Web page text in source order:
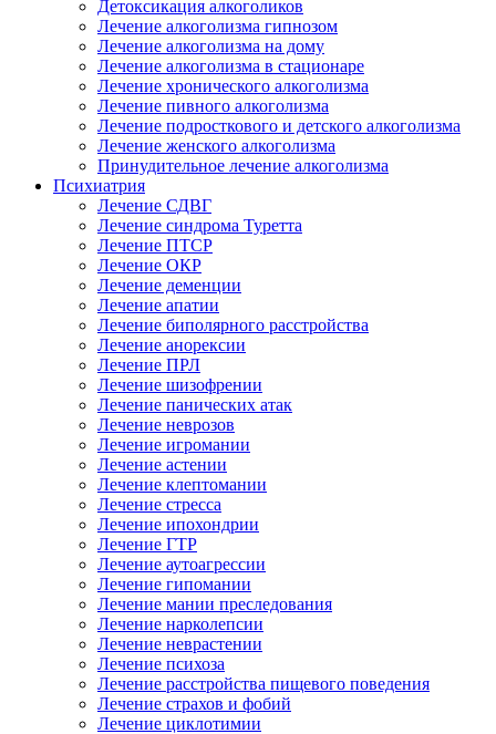
Детоксикация алкоголиков
Лечение алкоголизма гипнозом
Лечение алкоголизма на дому
Лечение алкоголизма в стационаре
Лечение хронического алкоголизма
Лечение пивного алкоголизма
Лечение подросткового и детского алкоголизма
Лечение женского алкоголизма
Принудительное лечение алкоголизма
Психиатрия
Лечение СДВГ
Лечение синдрома Туретта
Лечение ПТСР
Лечение ОКР
Лечение деменции
Лечение апатии
Лечение биполярного расстройства
Лечение анорексии
Лечение ПРЛ
Лечение шизофрении
Лечение панических атак
Лечение неврозов
Лечение игромании
Лечение астении
Лечение клептомании
Лечение стресса
Лечение ипохондрии
Лечение ГТР
Лечение аутоагрессии
Лечение гипомании
Лечение мании преследования
Лечение нарколепсии
Лечение неврастении
Лечение психоза
Лечение расстройства пищевого поведения
Лечение страхов и фобий
Лечение циклотимии